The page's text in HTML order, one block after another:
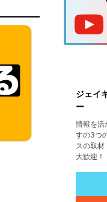
ジェイ
ー
情報を活
すの3つ
スの取材
大歓迎！